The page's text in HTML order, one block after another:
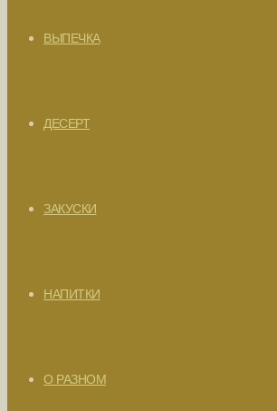
ВЫПЕЧКА
ДЕСЕРТ
ЗАКУСКИ
НАПИТКИ
О РАЗНОМ